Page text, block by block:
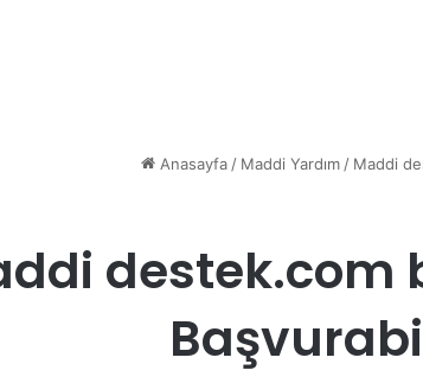
Anasayfa / Maddi Yardım / Maddi
destek.com